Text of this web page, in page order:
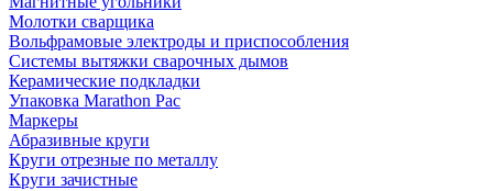
Молотки сварщика
Вольфрамовые электроды и приспособления
Системы вытяжки сварочных дымов
Керамические подкладки
Упаковка Marathon Pac
Маркеры
Абразивные круги
Круги отрезные по металлу
Круги зачистные